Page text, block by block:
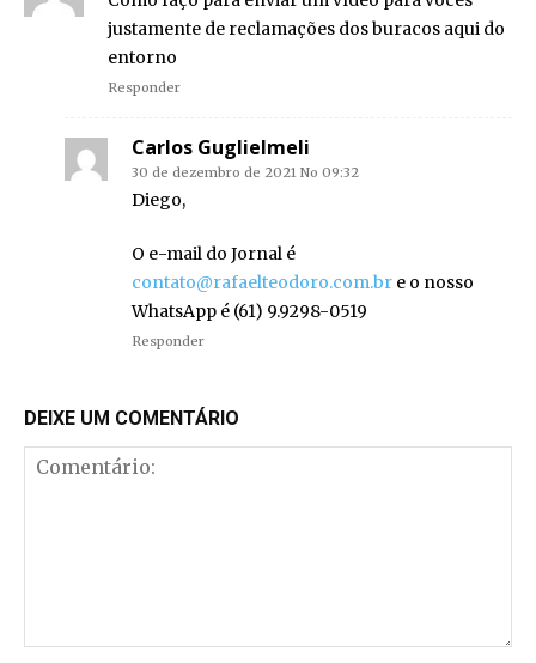
justamente de reclamações dos buracos aqui do
entorno
Responder
Carlos Guglielmeli
30 de dezembro de 2021 No 09:32
Diego,
O e-mail do Jornal é
contato@rafaelteodoro.com.br e o nosso
WhatsApp é (61) 9.9298-0519
Responder
DEIXE UM COMENTÁRIO